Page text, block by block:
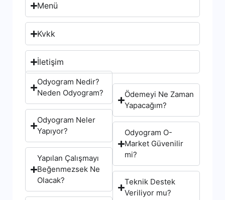
Menü
Kvkk
İletişim
Odyogram Nedir?
Neden Odyogram?
Odyogram Neler
Yapıyor?
Yapılan Çalışmayı
Beğenmezsek Ne
Olacak?
Ödemeyi Ne Zaman
Yapacağım?
Odyogram O-
Market Güvenilir
mi?
Teknik Destek
Veriliyor mu?